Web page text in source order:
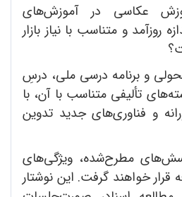
عکاسی در آموزش‌های
روزآمد و متناسب با نیاز بازار
تحولی و برنامه درسی ملی، درسِ
تألیفی متناسب با آن، با
و فناوری‌های جدید تدوین
مطرح‌شده، ویژگی‌های
قرار خواهند گرفت. این نوشتار